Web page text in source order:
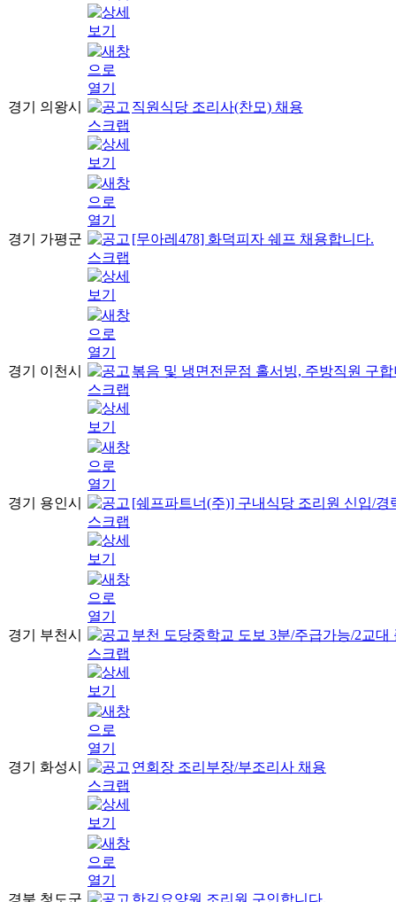
경기 의왕시 직원식당 조리사(찬모) 채용
경기 가평군 [무아레478] 화덕피자 쉐프 채용합니다.
경기 이천시 볶음 및 냉면전문점 홀서빙, 주방직원 구
경기 용인시 [쉐프파트너(주)] 구내식당 조리원 신입/경
경기 부천시 부천 도당중학교 도보 3분/주급가능/2교
경기 화성시 연회장 조리부장/부조리사 채용
경북 청도군 한길요양원 조리원 구인합니다.